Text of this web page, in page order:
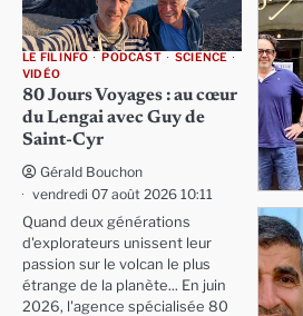
LE FIL INFO PODCAST
SCIENCE
VIDÉO
80 Jours Voyages : au cœur
du Lengai avec Guy de
Saint-Cyr
Gérald Bouchon
vendredi 07 août 2026 10:11
Quand deux générations
d'explorateurs unissent leur
passion sur le volcan le plus
étrange de la planète... En juin
2026, l'agence spécialisée 80